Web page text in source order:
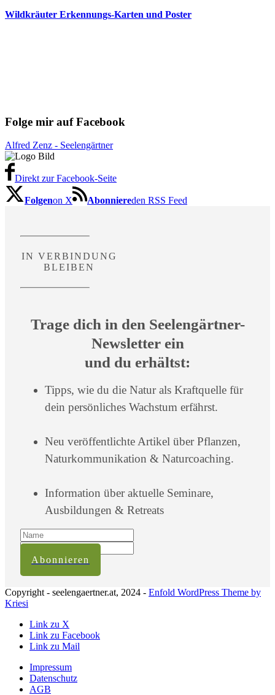
Wildkräuter Erkennungs-Karten und Poster
Folge mir auf Facebook
Alfred Zenz - Seelengärtner
Direkt zur Facebook-Seite
Folgenon X Abonniereden RSS Feed
IN VERBINDUNG
BLEIBEN
Trage dich in den Seelengärtner-
Newsletter ein
und du erhältst:
Tipps, wie du die Natur als Kraftquelle für
dein persönliches Wachstum erfährst.
Neu veröffentlichte Artikel über Pflanzen,
Naturkommunikation & Naturcoaching.
Information über aktuelle Seminare,
Ausbildungen & Retreats
Abonnieren
Copyright - seelengaertner.at, 2024 - Enfold WordPress Theme by
Kriesi
Link zu X
Link zu Facebook
Link zu Mail
Impressum
Datenschutz
AGB